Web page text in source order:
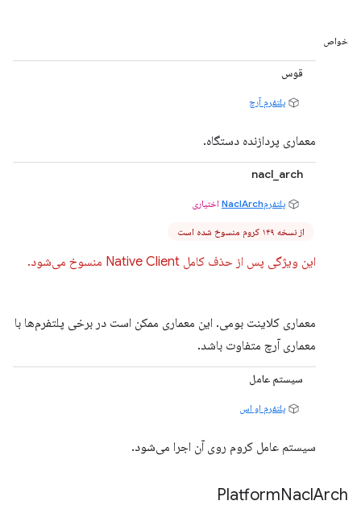
خواص
قوس
پلتفرم آرچ
معماری پردازنده دستگاه.
nacl_arch
پلتفرمNaclArch اختیاری
از نسخه ۱۴۹ کروم منسوخ شده است
این ویژگی پس از حذف کامل Native Client منسوخ می‌شود.
معماری کلاینت بومی. این معماری ممکن است در برخی پلتفرم‌ها با
معماری آرچ متفاوت باشد.
سیستم عامل
پلتفرم او اس
سیستم عامل کروم روی آن اجرا می‌شود.
PlatformNaclArch